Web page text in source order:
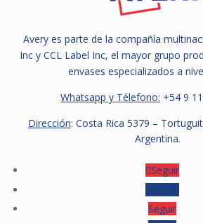
Avery es parte de la compañía
Inc y CCL Label Inc, el mayor grupo
envases especializados a
Whatsapp y Télefono: +54 9
Dirección: Costa Rica 5379 –
Argentina.
Seguir
Seguir